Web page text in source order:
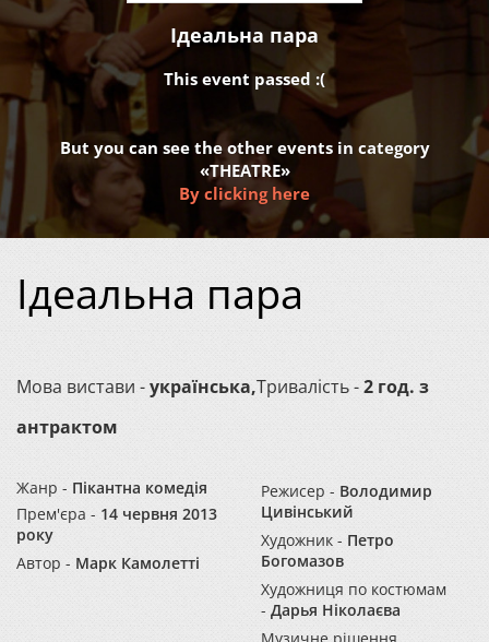
Ідеальна пара
This event passed :(
But you can see the other events in category
«THEATRE»
By clicking here
Ідеальна пара
Мова вистави -українська,Тривалість -2 год. з
антрактом
Жанр - Пікантна комедія
Прем'єра - 14 червня 2013
року
Автор - Марк Камолетті
Режисер - Володимир
Цивінський
Художник - Петро
Богомазов
Художниця по костюмам
- Дарья Ніколаєва